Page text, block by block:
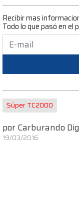
Recibir mas
Todo lo que pasó en el
Súper TC2000
por Carburando
19/03/2016